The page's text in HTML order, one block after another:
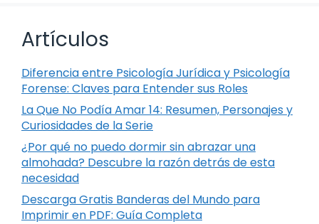
Artículos
Diferencia entre Psicología Jurídica y Psicología
Forense: Claves para Entender sus Roles
La Que No Podía Amar 14: Resumen, Personajes y
Curiosidades de la Serie
¿Por qué no puedo dormir sin abrazar una
almohada? Descubre la razón detrás de esta
necesidad
Descarga Gratis Banderas del Mundo para
Imprimir en PDF: Guía Completa